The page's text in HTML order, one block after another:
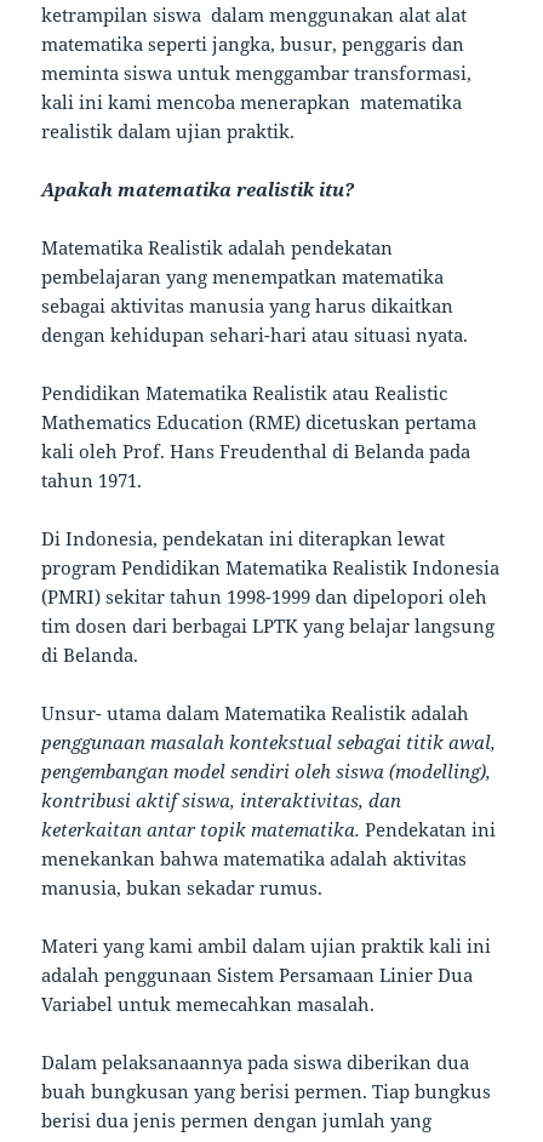
ketrampilan siswa dalam menggunakan alat alat
matematika seperti jangka, busur, penggaris dan
meminta siswa untuk menggambar transformasi,
kali ini kami mencoba menerapkan matematika
realistik dalam ujian praktik.
Apakah matematika realistik itu?
Matematika Realistik adalah pendekatan
pembelajaran yang menempatkan matematika
sebagai aktivitas manusia yang harus dikaitkan
dengan kehidupan sehari-hari atau situasi nyata.
Pendidikan Matematika Realistik atau Realistic
Mathematics Education (RME) dicetuskan pertama
kali oleh Prof. Hans Freudenthal di Belanda pada
tahun 1971.
Di Indonesia, pendekatan ini diterapkan lewat
program Pendidikan Matematika Realistik Indonesia
(PMRI) sekitar tahun 1998-1999 dan dipelopori oleh
tim dosen dari berbagai LPTK yang belajar langsung
di Belanda.
Unsur- utama dalam Matematika Realistik adalah
penggunaan masalah kontekstual sebagai titik awal,
pengembangan model sendiri oleh siswa (modelling),
kontribusi aktif siswa, interaktivitas, dan
keterkaitan antar topik matematika.Pendekatan ini
menekankan bahwa matematika adalah aktivitas
manusia, bukan sekadar rumus.
Materi yang kami ambil dalam ujian praktik kali ini
adalah penggunaan Sistem Persamaan Linier Dua
Variabel untuk memecahkan masalah.
Dalam pelaksanaannya pada siswa diberikan dua
buah bungkusan yang berisi permen. Tiap bungkus
berisi dua jenis permen dengan jumlah yang